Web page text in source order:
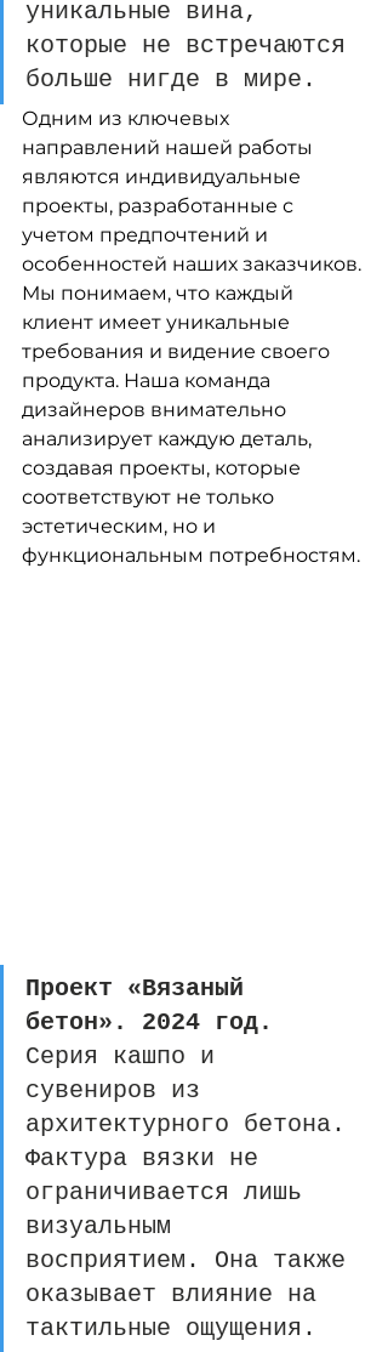
уникальные вина,
которые не встречаются
больше нигде в мире.
Одним из ключевых
направлений нашей работы
являются индивидуальные
проекты, разработанные с
учетом предпочтений и
особенностей наших заказчиков.
Мы понимаем, что каждый
клиент имеет уникальные
требования и видение своего
продукта. Наша команда
дизайнеров внимательно
анализирует каждую деталь,
создавая проекты, которые
соответствуют не только
эстетическим, но и
функциональным потребностям.
Проект «Вязаный
бетон». 2024 год.
Серия кашпо и
сувениров из
архитектурного бетона.
Фактура вязки не
ограничивается лишь
визуальным
восприятием. Она также
оказывает влияние на
тактильные ощущения.